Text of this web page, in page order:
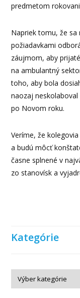
predmetom
Napriek tomu, že
požiadavkami
záujmom, aby
na ambulantný
toho, aby bola
naozaj
po Novom roku.
Veríme, že
a budú môcť
časne splnené v
zo stanovísk a
Kategórie